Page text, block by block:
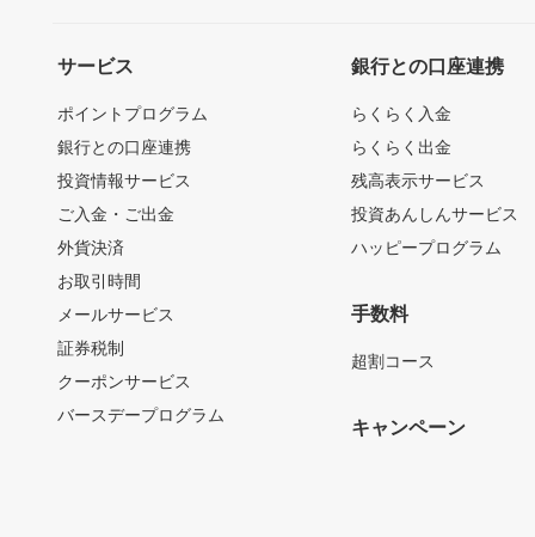
サービス
ポイントプログラム
銀行との口座連携
投資情報サービス
ご入金・ご出金
外貨決済
お取引時間
メールサービス
証券税制
クーポンサービス
バースデープログラム
銀行との口座連携
らくらく入金
らくらく出金
残高表示サービス
投資あんしんサービス
ハッピープログラム
手数料
超割コース
キャンペーン